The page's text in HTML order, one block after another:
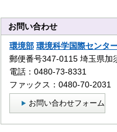
お問い合わせ
環境部 環境科学国際センタ
郵便番号347-0115 埼玉県加
電話：0480-73-8331
ファックス：0480-70-2031
お問い合わせフォーム